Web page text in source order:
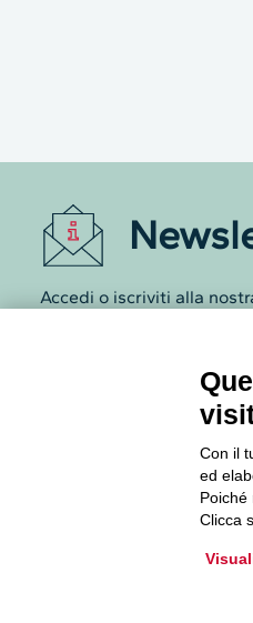
Accedi o iscriviti alla
Archivio Newsletter
Con il
ed
Poiché
Clicca